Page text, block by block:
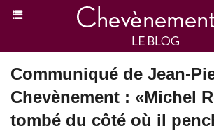
Communiqué de Jean-
Chevènement : «Michel
tombé du côté où il